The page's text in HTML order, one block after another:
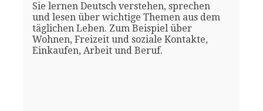
Sie lernen Deutsch verstehen, sprechen
und lesen über wichtige Themen aus dem
täglichen Leben. Zum Beispiel über
Wohnen, Freizeit und soziale Kontakte,
Einkaufen, Arbeit und Beruf.